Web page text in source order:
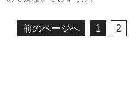
前のページへ 1 2